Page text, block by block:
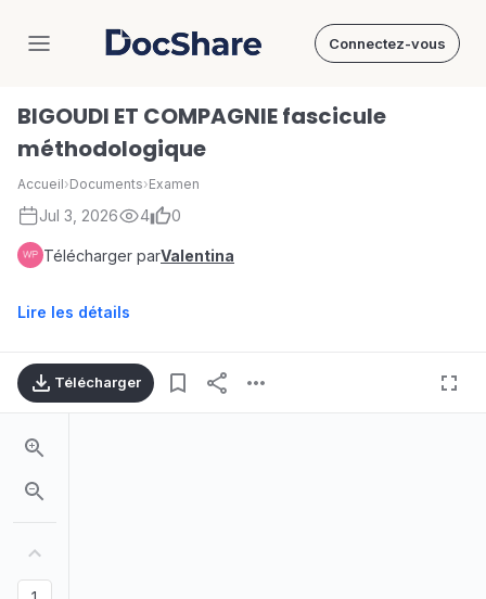
DocShare Connectez-vous
BIGOUDI ET COMPAGNIE fascicule
méthodologique
Accueil›Documents›Examen
Jul 3, 2026 4 0
Télécharger parValentina
Lire les détails
Télécharger